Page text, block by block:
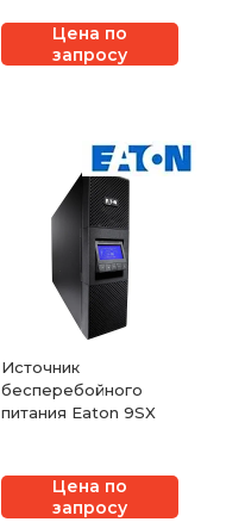
Цена по
запросу
Источник
бесперебойного
питания Eaton 9SX
Цена по
запросу